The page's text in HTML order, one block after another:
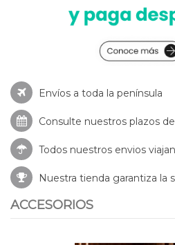
Envíos a toda la península
Consulte nuestros plazos
Todos nuestros envios
Nuestra tienda garantiza la
ACCESORIOS